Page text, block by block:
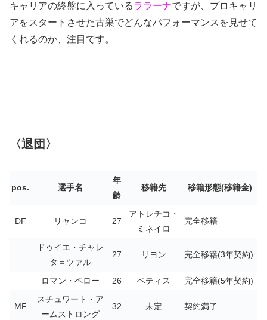
キャリアの終盤に入っているララーナですが、プロキャリ
アをスタートさせた古巣でどんなパフォーマンスを見せて
くれるのか、注目です。
〈退団〉
pos. 選手名
年
齢
移籍先 移籍形態(移籍金)
DF リャンコ 27
アトレチコ・
ミネイロ
完全移籍
ドゥイエ・チャレ
タ＝ツァル
27 リヨン 完全移籍(3年契約)
ロマン・ペロー 26 ベティス 完全移籍(5年契約)
MF
スチュワート・ア
ームストロング
32 未定 契約満了